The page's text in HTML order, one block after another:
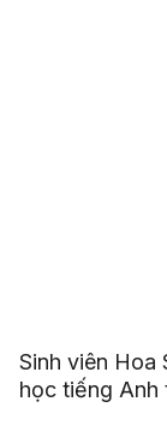
Sinh viên Hoa
học tiếng Anh